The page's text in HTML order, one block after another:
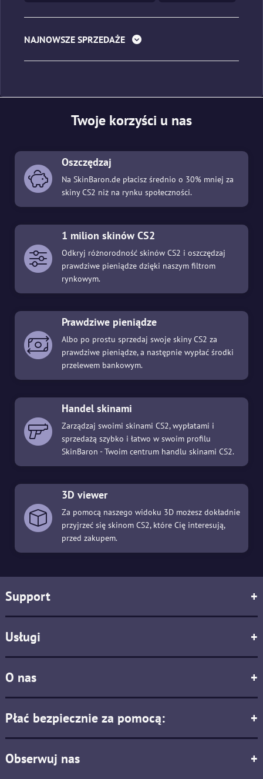
NAJNOWSZE SPRZEDAŻE
Twoje korzyści u nas
Oszczędzaj
Na SkinBaron.de płacisz średnio o 30% mniej za
skiny CS2 niż na rynku społeczności.
1 milion skinów CS2
Odkryj różnorodność skinów CS2 i oszczędzaj
prawdziwe pieniądze dzięki naszym filtrom
rynkowym.
Prawdziwe pieniądze
Albo po prostu sprzedaj swoje skiny CS2 za
prawdziwe pieniądze, a następnie wypłać środki
przelewem bankowym.
Handel skinami
Zarządzaj swoimi skinami CS2, wypłatami i
sprzedażą szybko i łatwo w swoim profilu
SkinBaron - Twoim centrum handlu skinami CS2.
3D viewer
Za pomocą naszego widoku 3D możesz dokładnie
przyjrzeć się skinom CS2, które Cię interesują,
przed zakupem.
Support +
Usługi +
O nas +
Płać bezpiecznie za pomocą: +
Obserwuj nas +